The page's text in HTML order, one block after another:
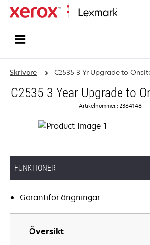
Skrivare C2535 3 Yr Upgrade to
C2535 3 Year Upgrade to
Artikelnummer.: 2364148
FUNKTIONER
Garantiförlängningar
Översikt